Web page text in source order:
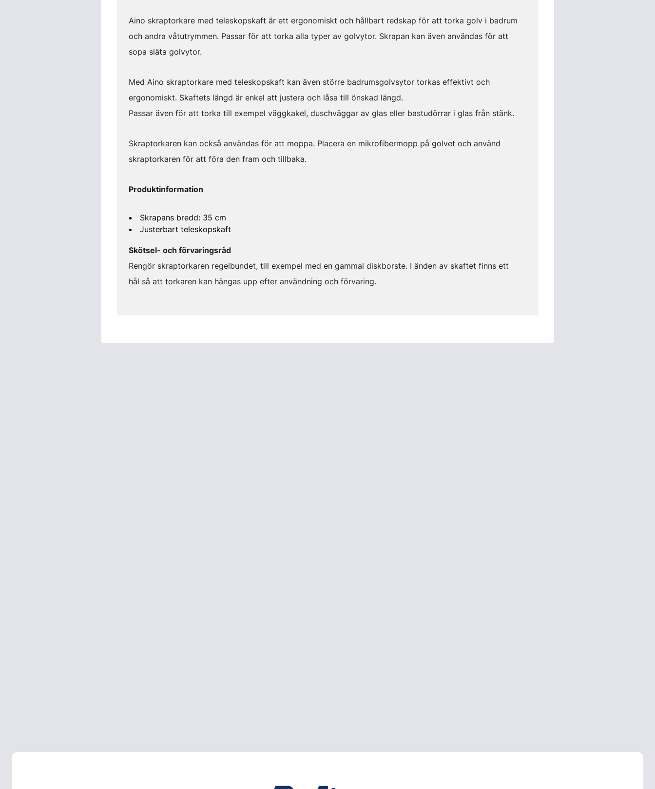
Aino skraptorkare med teleskopskaft är ett ergonomiskt och hållbart redskap för att torka golv i badrum
och andra våtutrymmen. Passar för att torka alla typer av golvytor. Skrapan kan även användas för att
sopa släta golvytor.
Med Aino skraptorkare med teleskopskaft kan även större badrumsgolvsytor torkas effektivt och
ergonomiskt. Skaftets längd är enkel att justera och låsa till önskad längd.
Passar även för att torka till exempel väggkakel, duschväggar av glas eller bastudörrar i glas från stänk.
Skraptorkaren kan också användas för att moppa. Placera en mikrofibermopp på golvet och använd
skraptorkaren för att föra den fram och tillbaka.
Produktinformation
Skrapans bredd: 35 cm
Justerbart teleskopskaft
Skötsel- och förvaringsråd
Rengör skraptorkaren regelbundet, till exempel med en gammal diskborste. I änden av skaftet finns ett
hål så att torkaren kan hängas upp efter användning och förvaring.